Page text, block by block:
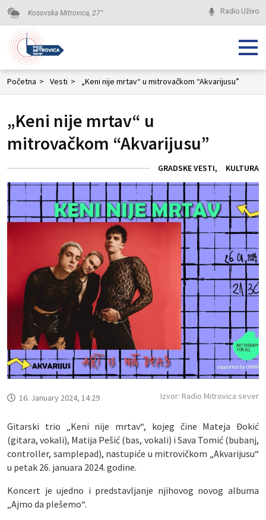
Kosovska Mitrovica, 27° Radio Uživo
Početna > Vesti > „Keni nije mrtav“ u mitrovačkom “Akvarijusu”
„Keni nije mrtav“ u
mitrovačkom “Akvarijusu”
GRADSKE VESTI KULTURA
16. January 2024, 14:29 Izvor: Radio Mitrovica sever
Gitarski trio „Keni nije mrtav“, kojeg čine Mateja Đokić
(gitara, vokali), Matija Pešić (bas, vokali) i Sava Tomić (bubanj,
controller, samplepad), nastupiće u mitrovičkom „Akvarijusu“
u petak 26. januara 2024. godine.
Koncert je ujedno i predstavljanje njihovog novog albuma
„Ajmo da plešemo“.